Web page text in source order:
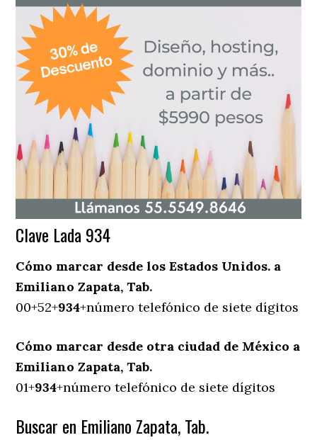
Clave Lada 934
Cómo marcar desde los Estados Unidos. a
Emiliano Zapata, Tab.
00+52+934+número telefónico de siete dígitos
Cómo marcar desde otra ciudad de México a
Emiliano Zapata, Tab.
01+934+número telefónico de siete dígitos
Buscar en Emiliano Zapata, Tab.